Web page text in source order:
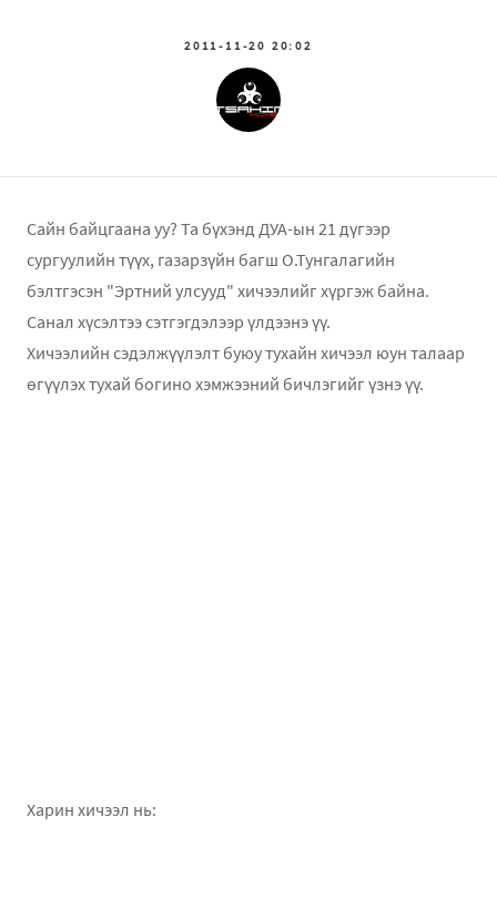
2011-11-20 20:02
Сайн байцгаана уу? Та бүхэнд ДУА-ын 21 дүгээр
сургуулийн түүх, газарзүйн багш О.Тунгалагийн
бэлтгэсэн "Эртний улсууд" хичээлийг хүргэж байна.
Санал хүсэлтээ сэтгэгдэлээр үлдээнэ үү.
Хичээлийн сэдэлжүүлэлт буюу тухайн хичээл юун талаар
өгүүлэх тухай богино хэмжээний бичлэгийг үзнэ үү.
Харин хичээл нь: